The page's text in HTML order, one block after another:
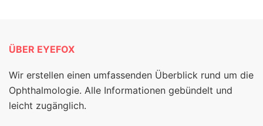
ÜBER EYEFOX
Wir erstellen einen umfassenden Überblick rund um die
Ophthalmologie. Alle Informationen gebündelt und
leicht zugänglich.